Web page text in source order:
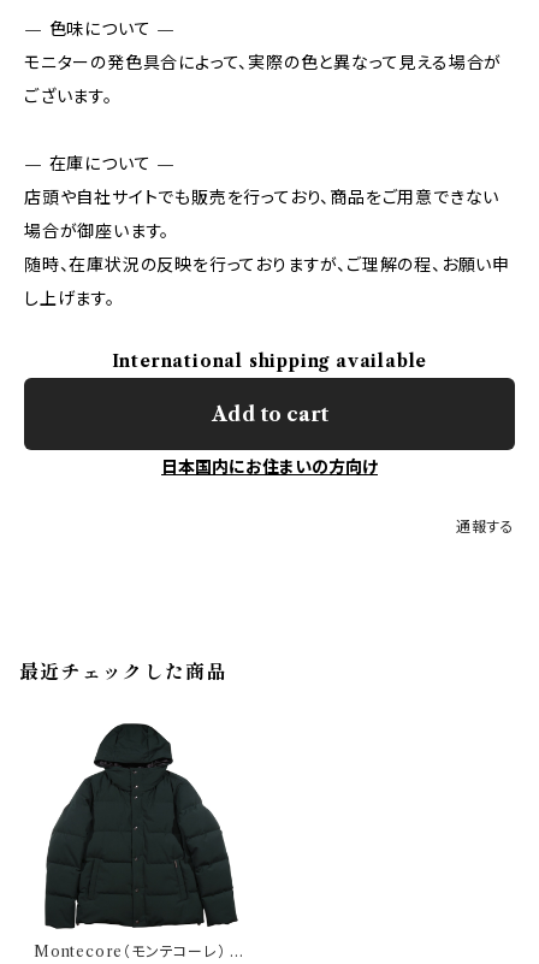
— 色味について —
モニターの発色具合によって、実際の色と異なって見える場合が
ございます。
— 在庫について —
店頭や自社サイトでも販売を行っており、商品をご用意できない
場合が御座います。
随時、在庫状況の反映を行っておりますが、ご理解の程、お願い申
し上げます。
International shipping available
Add to cart
日本国内にお住まいの方向け
通報する
最近チェックした商品
Montecore（モンテコーレ） ダ